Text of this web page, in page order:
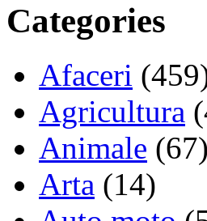
Categories
Afaceri
Agricultura
Animale (67)
Arta (14)